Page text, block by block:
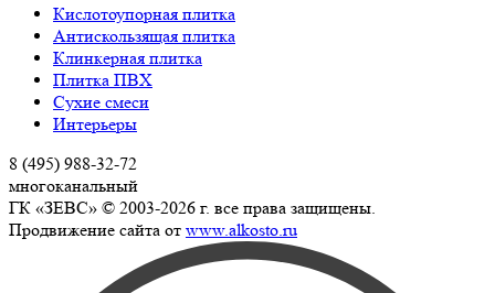
Кислотоупорная плитка
Антискользящая плитка
Клинкерная плитка
Плитка ПВХ
Сухие смеси
Интерьеры
8 (495) 988-32-72
многоканальный
ГК «ЗЕВС» © 2003-2026 г. все права защищены.
Продвижение сайта от www.alkosto.ru